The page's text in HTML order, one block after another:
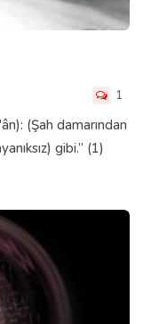
1
(Şah damarından
gibi.” (1)